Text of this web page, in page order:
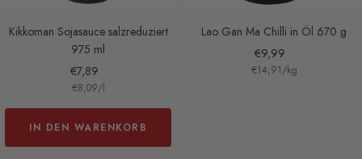
Kikkoman Sojasauce salzreduziert
975 ml
Angebotspreis
€7,89
€8,09/l
IN DEN WARENKORB
Lao Gan Ma Chilli in Öl 670 g
Angebotspreis
€9,99
€14,91/kg